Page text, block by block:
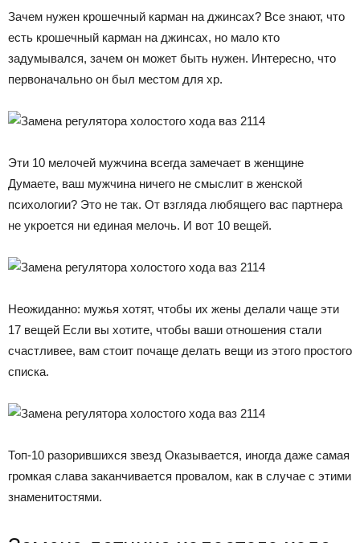
Зачем нужен крошечный карман на джинсах? Все знают, что
есть крошечный карман на джинсах, но мало кто
задумывался, зачем он может быть нужен. Интересно, что
первоначально он был местом для хр.
Эти 10 мелочей мужчина всегда замечает в женщине
Думаете, ваш мужчина ничего не смыслит в женской
психологии? Это не так. От взгляда любящего вас партнера
не укроется ни единая мелочь. И вот 10 вещей.
Неожиданно: мужья хотят, чтобы их жены делали чаще эти
17 вещей Если вы хотите, чтобы ваши отношения стали
счастливее, вам стоит почаще делать вещи из этого простого
списка.
Топ-10 разорившихся звезд Оказывается, иногда даже самая
громкая слава заканчивается провалом, как в случае с этими
знаменитостями.